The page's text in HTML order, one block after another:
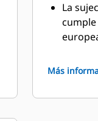
La
cabina
Más